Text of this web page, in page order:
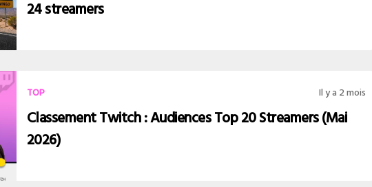
24 streamers
TOP Il y a 2 mois
Classement Twitch : Audiences Top 20 Streamers (Mai
2026)